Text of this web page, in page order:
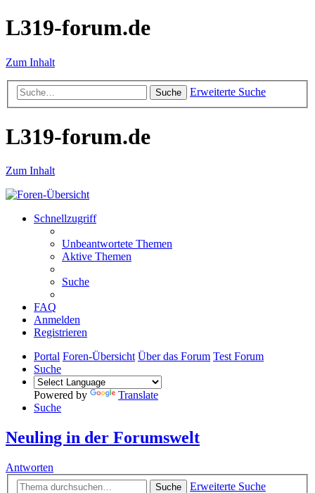
L319-forum.de
Zum Inhalt
Suche Erweiterte Suche
L319-forum.de
Zum Inhalt
Schnellzugriff
Unbeantwortete Themen
Aktive Themen
Suche
FAQ
Anmelden
Registrieren
Portal Foren-Übersicht Über das Forum Test Forum
Suche
Powered by
Translate
Suche
Neuling in der Forumswelt
Antworten
Suche
Erweiterte Suche